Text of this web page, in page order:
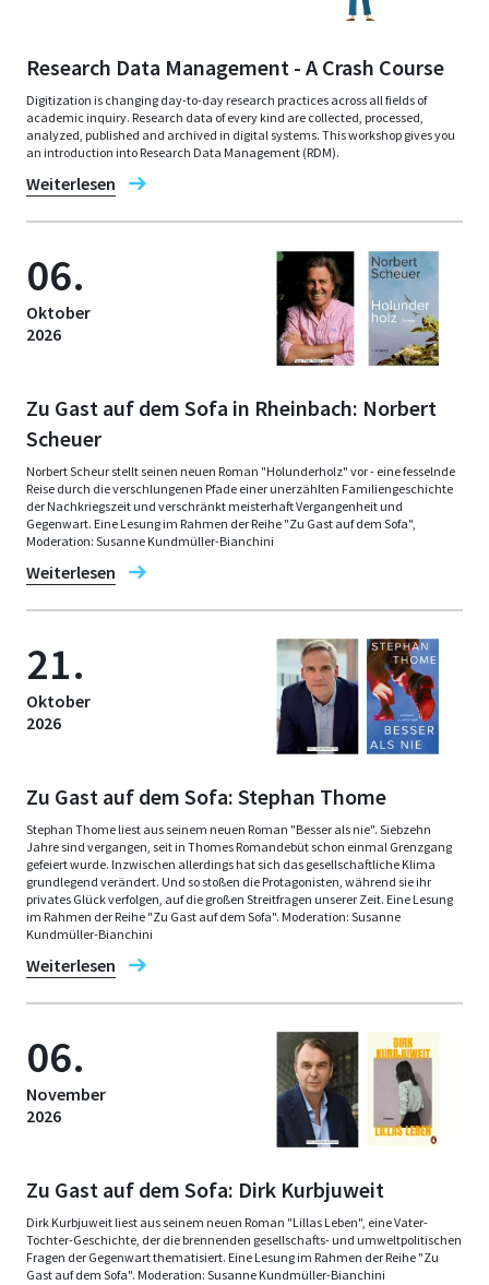
Research Data Management - A Crash Course
Digitization is changing day-to-day research practices across all fields of
academic inquiry. Research data of every kind are collected, processed,
analyzed, published and archived in digital systems. This workshop gives you
an introduction into Research Data Management (RDM).
Weiterlesen
06.
Oktober
2026
Zu Gast auf dem Sofa in Rheinbach: Norbert
Scheuer
Norbert Scheur stellt seinen neuen Roman "Holunderholz" vor - eine fesselnde
Reise durch die verschlungenen Pfade einer unerzählten Familiengeschichte
der Nachkriegszeit und verschränkt meisterhaft Vergangenheit und
Gegenwart. Eine Lesung im Rahmen der Reihe "Zu Gast auf dem Sofa",
Moderation: Susanne Kundmüller-Bianchini
Weiterlesen
21.
Oktober
2026
Zu Gast auf dem Sofa: Stephan Thome
Stephan Thome liest aus seinem neuen Roman "Besser als nie". Siebzehn
Jahre sind vergangen, seit in Thomes Romandebüt schon einmal Grenzgang
gefeiert wurde. Inzwischen allerdings hat sich das gesellschaftliche Klima
grundlegend verändert. Und so stoßen die Protagonisten, während sie ihr
privates Glück verfolgen, auf die großen Streitfragen unserer Zeit. Eine Lesung
im Rahmen der Reihe "Zu Gast auf dem Sofa". Moderation: Susanne
Kundmüller-Bianchini
Weiterlesen
06.
November
2026
Zu Gast auf dem Sofa: Dirk Kurbjuweit
Dirk Kurbjuweit liest aus seinem neuen Roman "Lillas Leben", eine Vater-
Tochter-Geschichte, der die brennenden gesellschafts- und umweltpolitischen
Fragen der Gegenwart thematisiert. Eine Lesung im Rahmen der Reihe "Zu
Gast auf dem Sofa". Moderation: Susanne Kundmüller-Bianchini